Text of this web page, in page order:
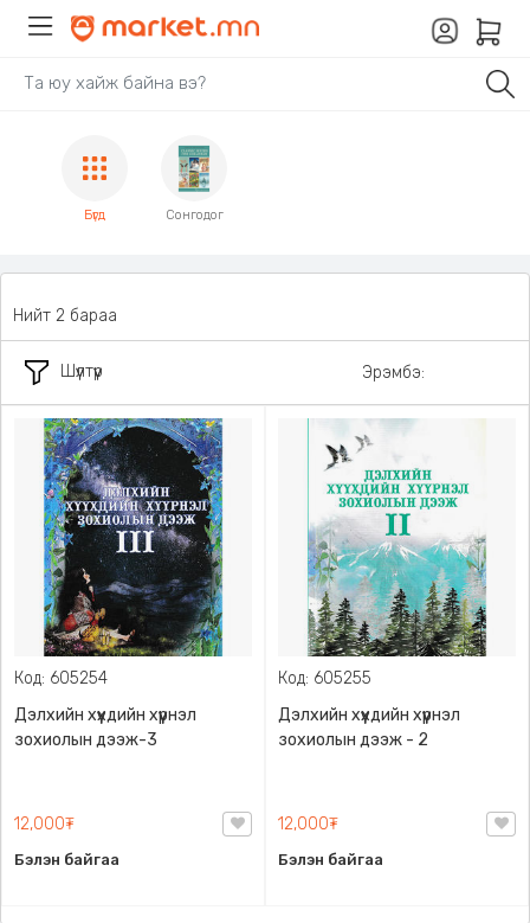
Бүгд Сонгодог
Шүүлтүүр
Нийт 2 бараа
Эрэмбэ:
Код: 605254
Дэлхийн хүүхдийн хүүрнэл
зохиолын дээж-3
12,000₮
Бэлэн байгаа
Код: 605255
Дэлхийн хүүхдийн хүүрнэл
зохиолын дээж - 2
12,000₮
Бэлэн байгаа